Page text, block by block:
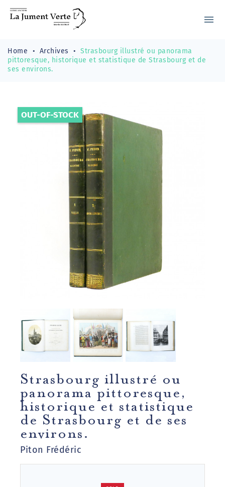
menu
Home Archives
Strasbourg illustré ou panorama
pittoresque, historique et statistique de Strasbourg et de
ses environs.
OUT-OF-STOCK
Strasbourg illustré ou
panorama pittoresque,
historique et statistique
de Strasbourg et de ses
environs.
Piton Frédéric